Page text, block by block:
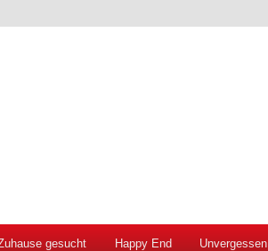
gesucht Happy End Unvergessen